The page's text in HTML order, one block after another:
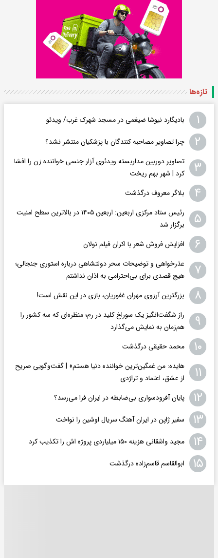
تازه‌ها
۱ بادیگارد نیوشا ضیغمی در مسجد شهرک غرب/ ویدئو
۲ چرا تصاویر مصاحبه کنندگان با پزشکیان منتشر نشد؟
۳
تصاویر دوربین مداربسته ویدئوی آزار جنسی خواننده زن را افشا
کرد | شهر بهم ریخت
۴ بلاگر معروف درگذشت
۵
رئیس ستاد مرکزی اربعین: اربعین ۱۴۰۵ در بالاترین سطح امنیت
برگزار شد
۶ افزایش فروش شعر با اکران فیلم نولان
۷
عذرخواهی و توضیحات سحر دولتشاهی درباره استوری جنجالی؛
هیچ قصدی برای بی‌احترامی به اذان نداشتم
۸ بزرگترین آرزوی مهران غفوریان، بازی در این نقش است!
۹
راز شگفت‌انگیز یک سوراخ کلید در رم؛ منظره‌ای که سه کشور را
هم‌زمان به نمایش می‌گذارد
۱۰ محمد حقیقی درگذشت
۱۱
هایده: من غمگین‌ترین خواننده دنیا هستم» | گفت‌وگویی صریح
از عشق، اعتماد و تراژدی
۱۲ پایان آفرودسواری بی‌ضابطه در ایران فرا می‌رسد؟
۱۳ سفیر ژاپن در ایران آهنگ سریال اوشین را نواخت
۱۴ مجید واشقانی هزینه ۱۵۰ میلیاردی پروژه اش را تکذیب کرد
۱۵ ابوالقاسم قاسم‌زاده درگذشت